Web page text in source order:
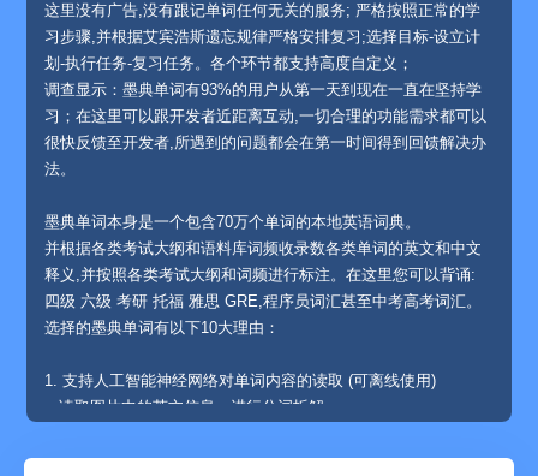
这里没有广告,没有跟记单词任何无关的服务; 严格按照正常的学
习步骤,并根据艾宾浩斯遗忘规律严格安排复习;选择目标-设立计
划-执行任务-复习任务。各个环节都支持高度自定义；
调查显示：墨典单词有93%的用户从第一天到现在一直在坚持学
习；在这里可以跟开发者近距离互动,一切合理的功能需求都可以
很快反馈至开发者,所遇到的问题都会在第一时间得到回馈解决办
法。
墨典单词本身是一个包含70万个单词的本地英语词典。
并根据各类考试大纲和语料库词频收录数各类单词的英文和中文
释义,并按照各类考试大纲和词频进行标注。在这里您可以背诵:
四级 六级 考研 托福 雅思 GRE,程序员词汇甚至中考高考词汇。
选择的墨典单词有以下10大理由：
1. 支持人工智能神经网络对单词内容的读取 (可离线使用)
● 读取图片中的英文信息，进行分词拆解